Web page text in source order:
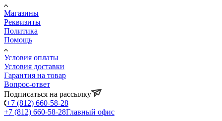
Магазины
Реквизиты
Политика
Помощь
Условия оплаты
Условия доставки
Гарантия на товар
Вопрос-ответ
Подписаться на рассылку
+7 (812) 660-58-28
+7 (812) 660-58-28Главный офис